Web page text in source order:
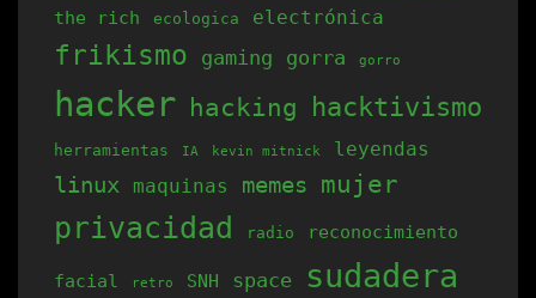
en
la
de
producto
the rich
ecologica electrónica
frikismo gaming gorra gorro
hacker hacking hacktivismo
herramientas IA kevin mitnick leyendas
linux maquinas memes mujer
privacidad radio reconocimiento
facial retro SNH space sudadera